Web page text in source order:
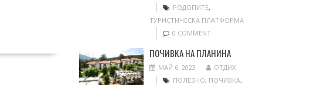
РОДОПИТЕ,
ТУРИСТИЧЕСКА ПЛАТФОРМА
0 COMMENT
ПОЧИВКА НА ПЛАНИНА
МАЙ 6, 2023
ОТДИХ
ПОЛЕЗНО, ПОЧИВКА,